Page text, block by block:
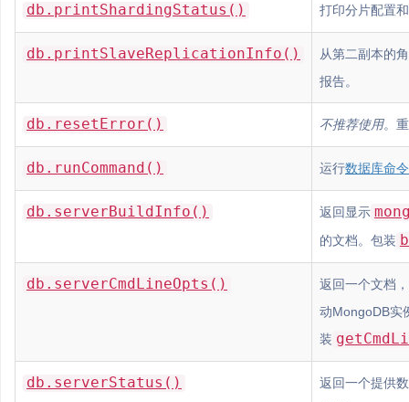
db.printShardingStatus() 打印分片配置
db.printSlaveReplicationInfo()
从第二副本的
报告。
db.resetError() 不推荐使用。
db.runCommand() 运行数据库命令
db.serverBuildInfo() 返回显示
的文档。包装
db.serverCmdLineOpts()
返回一个文档
动MongoDB实
装
db.serverStatus()
返回一个提供